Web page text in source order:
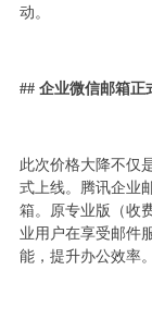
动。
## 企业微信邮箱正
此次价格大降不仅
式上线。腾讯企业
箱。原专业版（收
业用户在享受邮件
能，提升办公效率。